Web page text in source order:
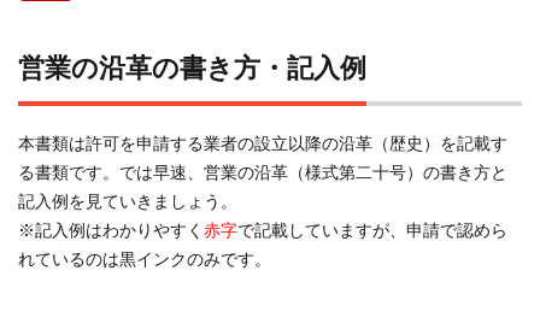
営業の沿革の書き方・記入例
本書類は許可を申請する業者の設立以降の沿革（歴史）を記載す
る書類です。では早速、営業の沿革（様式第二十号）の書き方と
記入例を見ていきましょう。
※記入例はわかりやすく 赤字で記載していますが、申請で認めら
れているのは黒インクのみです。